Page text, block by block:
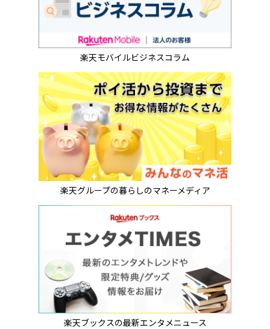
楽天モバイルビジネスコラム
楽天グループの暮らしのマネーメディア
楽天ブックスの最新エンタメニュース